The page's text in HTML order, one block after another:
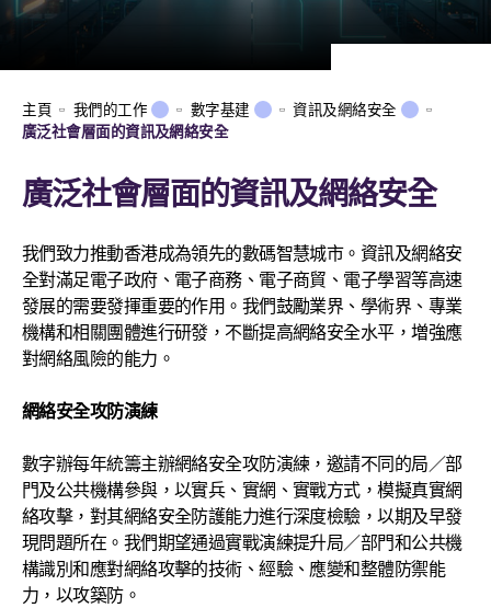
主頁 我們的工作 數字基建
資訊及網絡安全
廣泛社會層面的資訊及網絡安全
廣泛社會層面的資訊及網絡安全
我們致力推動香港成為領先的數碼智慧城市。資訊及網絡安
全對滿足電子政府、電子商務、電子商貿、電子學習等高速
發展的需要發揮重要的作用。我們鼓勵業界、學術界、專業
機構和相關團體進行研發，不斷提高網絡安全水平，増強應
對網絡風險的能力。
網絡安全攻防演練
數字辦每年統籌主辦網絡安全攻防演練，邀請不同的局／部
門及公共機構參與，以實兵、實網、實戰方式，模擬真實網
絡攻擊，對其網絡安全防護能力進行深度檢驗，以期及早發
現問題所在。我們期望通過實戰演練提升局／部門和公共機
構識別和應對網絡攻擊的技術、經驗、應變和整體防禦能
力，以攻築防。